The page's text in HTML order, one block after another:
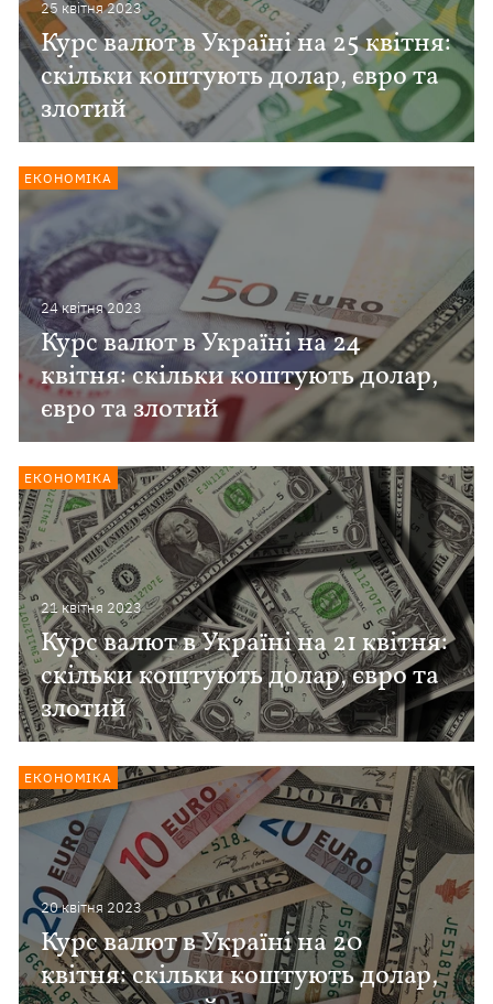
25 квiтня 2023
Курс валют в Україні на 25 квітня:
скільки коштують долар, євро та
злотий
24 квiтня 2023
Курс валют в Україні на 24
квітня: скільки коштують долар,
євро та злотий
ЕКОНОМІКА
21 квiтня 2023
Курс валют в Україні на 21 квітня:
скільки коштують долар, євро та
злотий
ЕКОНОМІКА
20 квiтня 2023
Курс валют в Україні на 20
квітня: скільки коштують долар,
ЕКОНОМІКА